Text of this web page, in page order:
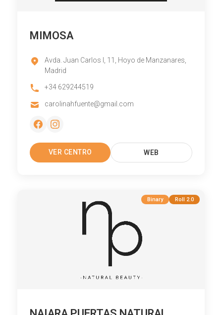
MIMOSA
Avda. Juan Carlos I, 11, Hoyo de Manzanares,
Madrid
+34 629244519
carolinahfuente@gmail.com
VER CENTRO WEB
Binary Roll 2.0